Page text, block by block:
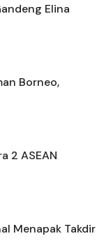
Elina
Borneo,
2 ASEAN
Menapak Takdir